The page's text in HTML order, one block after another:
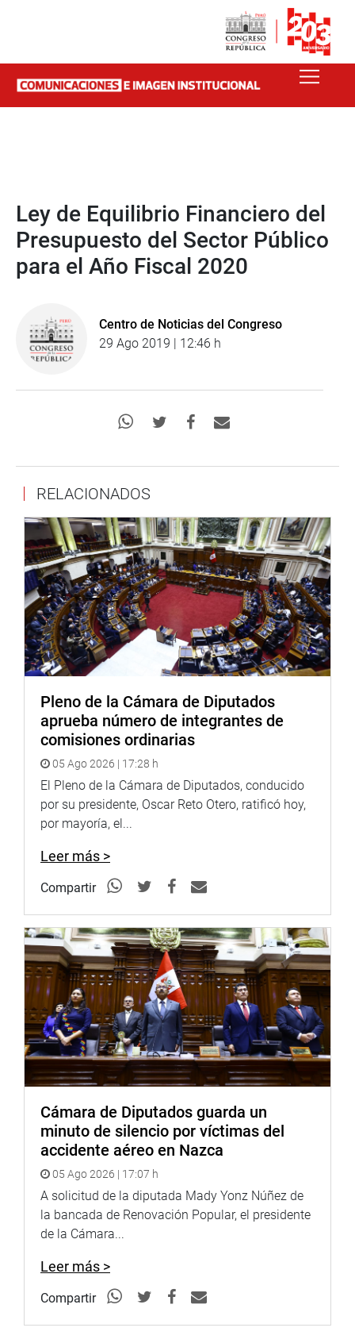
Ley de Equilibrio Financiero del
Presupuesto del Sector Público
para el Año Fiscal 2020
Centro de Noticias del Congreso
29 Ago 2019 | 12:46 h
RELACIONADOS
Pleno de la Cámara de Diputados
aprueba número de integrantes de
comisiones ordinarias
05 Ago 2026 | 17:28 h
El Pleno de la Cámara de Diputados, conducido
por su presidente, Oscar Reto Otero, ratificó hoy,
por mayoría, el...
Leer más >
Compartir
Cámara de Diputados guarda un
minuto de silencio por víctimas del
accidente aéreo en Nazca
05 Ago 2026 | 17:07 h
A solicitud de la diputada Mady Yonz Núñez de
la bancada de Renovación Popular, el presidente
de la Cámara...
Leer más >
Compartir